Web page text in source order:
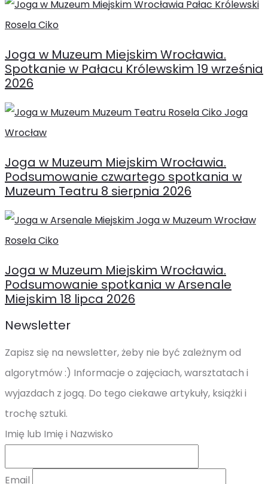
Joga w Muzeum Miejskim Wrocławia.
Spotkanie w Pałacu Królewskim 19 września
2026
Joga w Muzeum Miejskim Wrocławia.
Podsumowanie czwartego spotkania w
Muzeum Teatru 8 sierpnia 2026
Joga w Muzeum Miejskim Wrocławia.
Podsumowanie spotkania w Arsenale
Miejskim 18 lipca 2026
Newsletter
Zapisz się na newsletter, żeby nie być zależnym od
algorytmów :) Informacje o zajęciach, warsztatach i
wyjazdach z jogą. Do tego ciekawe artykuły, książki i
trochę sztuki.
Imię lub Imię i Nazwisko
Email